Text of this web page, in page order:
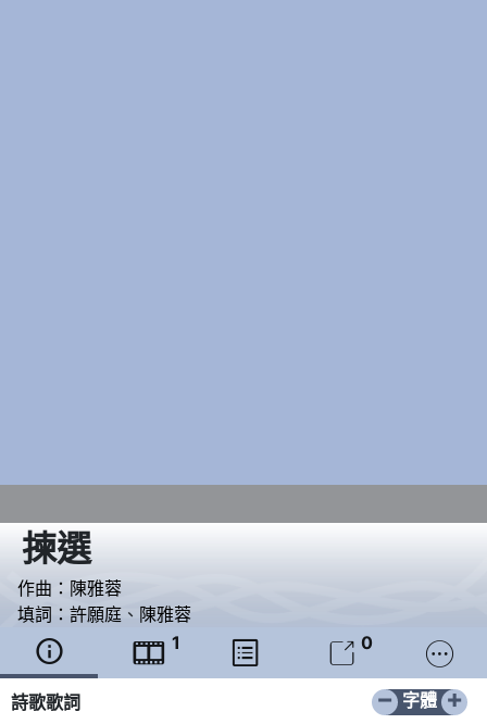
揀選
作曲： 陳雅蓉
填詞： 許願庭 、 陳雅蓉
  1   0 
詩歌歌詞 − +
字體